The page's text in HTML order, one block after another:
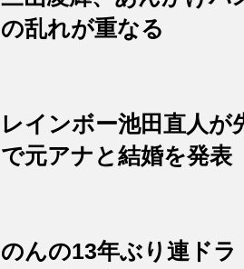
の乱れが重なる
レインボー池田直人が
で元アナと結婚を発表
のんの13年ぶり連ドラ